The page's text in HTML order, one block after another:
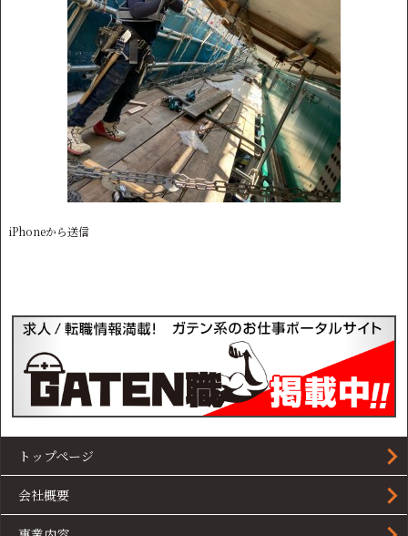
iPhoneから送信
トップページ
会社概要